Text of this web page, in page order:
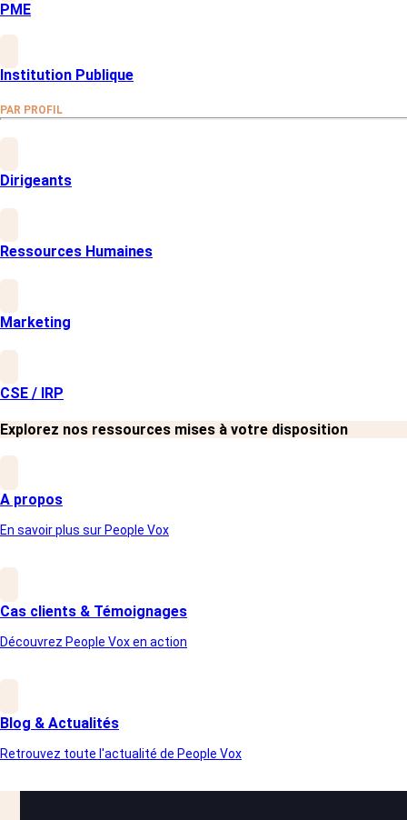
PME
Institution Publique
PAR PROFIL
Dirigeants
Ressources Humaines
Marketing
CSE / IRP
Explorez nos ressources mises à votre disposition
A propos
En savoir plus sur People Vox
Cas clients & Témoignages
Découvrez People Vox en action
Blog & Actualités
Retrouvez toute l'actualité de People Vox
Intégrez votre évaluation et vos actions
Soyez proactif sur les RPS et
ACCOMPAGNEMENT
Un accompagnement de A à Z et
Nos enquêtes RPS s’appuient sur des méthodes validées
Un questionnaire spécifiquement construit pour